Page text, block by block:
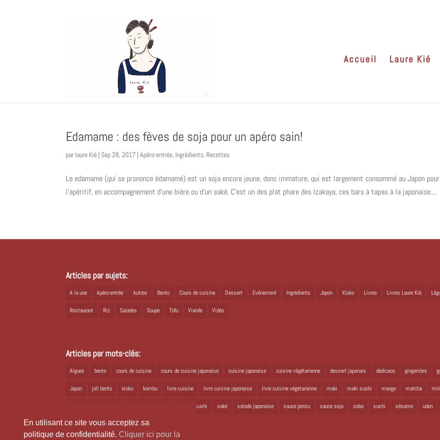
En utilisant ce site vous acceptez sa
politique de confidentialité. Cliquer ici pour la
Accueil Laure Kié
Edamame : des fèves de soja pour un apéro sain!
par laure Kié | Sep 28, 2017 |Apéro-entrée, Ingrédients, Recettes
Le edamame (qui se prononce édamamé) est un soja encore jeune, donc immature, qui est largement consommé au Japon pour
l’apéritif, en accompagnement d’une bière ou d’un saké. C’est un des plat phare des Izakaya, ces bars à tapas à la japonaise....
Articles par sujets:
A la une Apéro-entrée Autres Bento Cours de cuisine Dessert Evènement Ingrédients Japon Kioko Livres Livres Laure Kié
Restaurant Riz Salades Soupe Tofu Viande Vidéo
Articles par mots-clés:
Algues bento cours de cuisine cours de cuisine japonaise cuisine japonaise cuisine végétarienne dessert japonais dédicace gingembre
Japon joli bento kioko kombu livre cuisine livre cuisine japonaise livre cuisine végétarienne maki maki sushi mango matcha
recette sushi saké salade japonaise sauce ponzu sauce soja soba sushi sésame udon